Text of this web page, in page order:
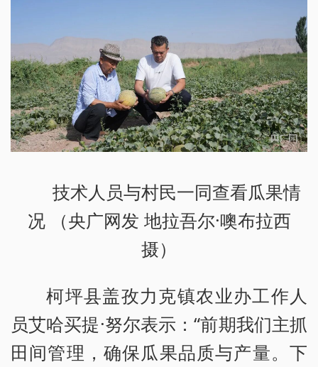
技术人员与村民一同查看瓜果情
况 （央广网发 地拉吾尔·噢布拉西
摄）
柯坪县盖孜力克镇农业办工作人
员艾哈买提·努尔表示：“前期我们主抓
田间管理，确保瓜果品质与产量。下